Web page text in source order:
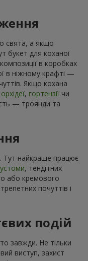
свята, а якщо
букет для коханої
в коробках
в ніжному крафті —
Якщо кохана
орхідеї, гортензії чи
— троянди та
найкраще працює
, тендітних
або кремового
почуттів і
подій
завжди. Не тільки
виступ, захист